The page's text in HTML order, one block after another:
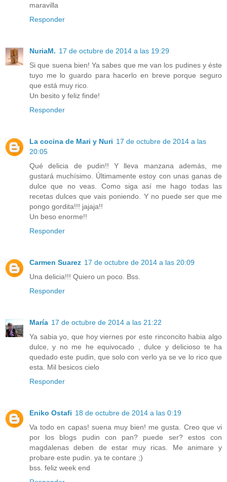
maravilla
Responder
NuriaM. 17 de octubre de 2014 a las 19:29
Si que suena bien! Ya sabes que me van los pudines y éste
tuyo me lo guardo para hacerlo en breve porque seguro
que está muy rico.
Un besito y feliz finde!
Responder
La cocina de Mari y Nuri 17 de octubre de 2014 a las
20:05
Qué delicia de pudin!! Y lleva manzana además, me
gustará muchísimo. Últimamente estoy con unas ganas de
dulce que no veas. Como siga así me hago todas las
recetas dulces que vais poniendo. Y no puede ser que me
pongo gordita!!! jajaja!!
Un beso enorme!!
Responder
Carmen Suarez 17 de octubre de 2014 a las 20:09
Una delicia!!! Quiero un poco. Bss.
Responder
María 17 de octubre de 2014 a las 21:22
Ya sabia yo, que hoy viernes por este rinconcito habia algo
dulce, y no me he equivocado , dulce y delicioso te ha
quedado este pudin, que solo con verlo ya se ve lo rico que
esta. Mil besicos cielo
Responder
Eniko Ostafi 18 de octubre de 2014 a las 0:19
Va todo en capas! suena muy bien! me gusta. Creo que vi
por los blogs pudin con pan? puede ser? estos con
magdalenas deben de estar muy ricas. Me animare y
probare este pudin. ya te contare ;)
bss. feliz week end